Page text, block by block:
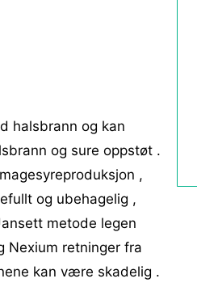
halsbrann og kan
og sure oppstøt .
,
og ubehagelig ,
metode legen
Nexium retninger fra
kan være skadelig .